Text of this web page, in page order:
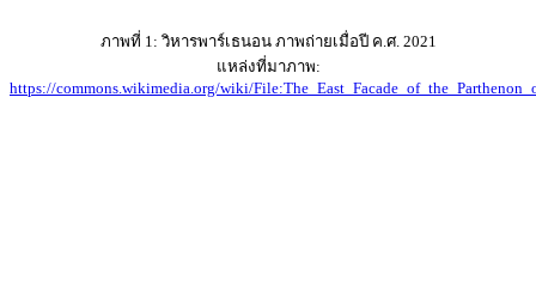
ภาพที่ 1: วิหารพาร์เธนอน ภาพถ่ายเมื่อปี ค.ศ. 2021
แหล่งที่มาภาพ:
https://commons.wikimedia.org/wiki/